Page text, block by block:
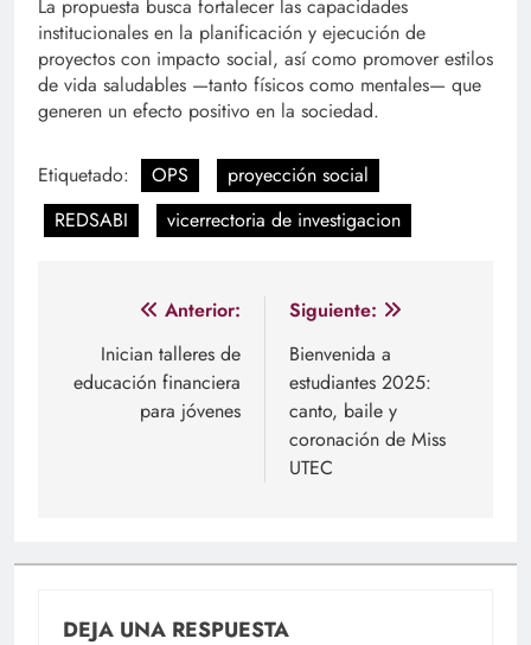
La propuesta busca fortalecer las capacidades
institucionales en la planificación y ejecución de
proyectos con impacto social, así como promover estilos
de vida saludables —tanto físicos como mentales— que
generen un efecto positivo en la sociedad.
Etiquetado: OPS
proyección social
REDSABI
vicerrectoria de investigacion
Navegación
entradas
Anterior:
Inician talleres de
educación financiera
para jóvenes
Siguiente:
Bienvenida a
estudiantes 2025:
canto, baile y
coronación de Miss
UTEC
DEJA UNA RESPUESTA